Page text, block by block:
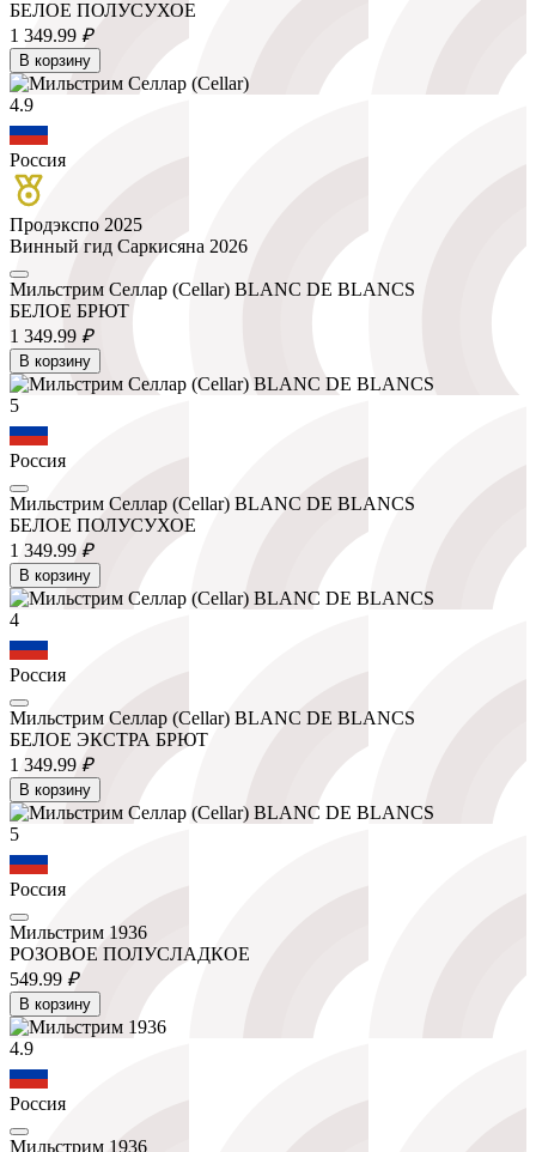
БЕЛОЕ ПОЛУСУХОЕ
1 349.99 ₽
В корзину
4.9
Россия
Продэкспо 2025
Винный гид Саркисяна 2026
Мильстрим Селлар (Cellar) BLANC DE BLANCS
БЕЛОЕ БРЮТ
1 349.99 ₽
В корзину
5
Россия
Мильстрим Селлар (Cellar) BLANC DE BLANCS
БЕЛОЕ ПОЛУСУХОЕ
1 349.99 ₽
В корзину
4
Россия
Мильстрим Селлар (Cellar) BLANC DE BLANCS
БЕЛОЕ ЭКСТРА БРЮТ
1 349.99 ₽
В корзину
5
Россия
Мильстрим 1936
РОЗОВОЕ ПОЛУСЛАДКОЕ
549.99 ₽
В корзину
4.9
Россия
Мильстрим 1936